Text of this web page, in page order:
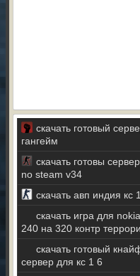
скачать готовый
гангейм
скачать готовы
no steam v34
скачать авп индия кс
скачать игра для
240 на 320 контр
скачать готовый
сервер для кс 1 6